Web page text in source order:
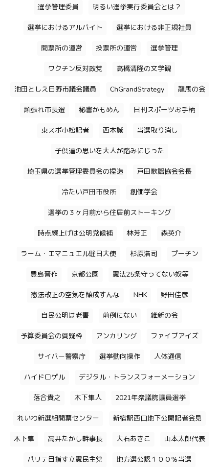
選挙管理委員 明るい選挙実行委員会とは？
選挙におけるアルバイト 選挙における非正規社員
開票所の運営 投票所の運営 選挙管理
ワクチン反対政党 高橋清隆の文学観
池田としえ日野市議会議員 ChGrandStrategy 龍馬の会
頑張れ市長選 秘書かもめん 日刊スポーツお手柄
東スポ小松記者 西本誠 当選取り消し
子供達の思いを大人が踏みにじった
埼玉県の選挙管理委員会の捏造 戸田歌謡協会会長
冷たい戸田市役所 創価学会
選挙の３ヶ月前から住居前ストーキング
時点繰上げは公明党候補 林芳正 森英介
ラーム・エマニュエル駐日大使 杉原浩司 プーチン
豊島晋作 京都公園 憲法25条守ってない奴等
憲法改正の空気を醸成すんな NHK 野田佳彦
自民公明は老害 前例にない 維新の会
予算委員会の質疑枠 アンカリング ファイブアイズ
サイバー警察庁 選挙動向操作 人体通信
ハイドロゲル デジタル・トランスフォーメーション
落合貴之 木下隼人 2021年衆議院議員選挙
れいわ新選組開票センター 新宿駅西口地下公開記者会見
木下隼 高井たかし幹事長 大石あきこ 山本太郎代表
パリテ目指す立憲民主党 地方選公認１００％当選